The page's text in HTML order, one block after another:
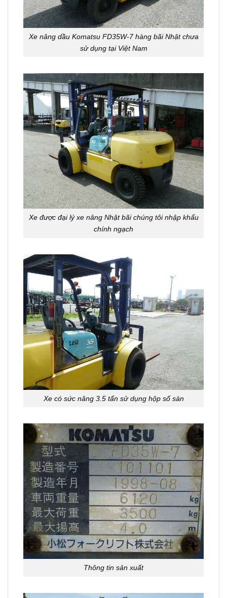
Xe nâng dầu Komatsu FD35W-7 hàng bãi Nhật chưa
sử dụng tại Việt Nam
Xe được đại lý xe nâng Nhật bãi chúng tôi nhập khẩu
chính ngạch
Xe có sức nâng 3.5 tấn sử dụng hộp số sàn
Thông tin sản xuất